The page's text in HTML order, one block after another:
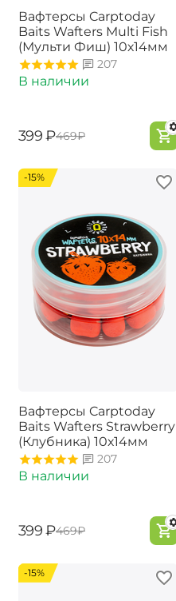
Вафтерсы Carptoday
Baits Wafters Multi Fish
(Мульти Фиш) 10х14мм
207
В наличии
‍399‍ ₽‍469‍₽
-15%
Вафтерсы Carptoday
Baits Wafters Strawberry
(Клубника) 10х14мм
207
В наличии
‍399‍ ₽‍469‍₽
-15%